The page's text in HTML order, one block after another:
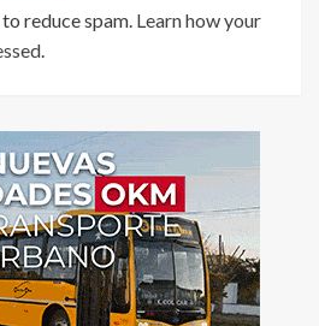
reduce spam. Learn how your
.